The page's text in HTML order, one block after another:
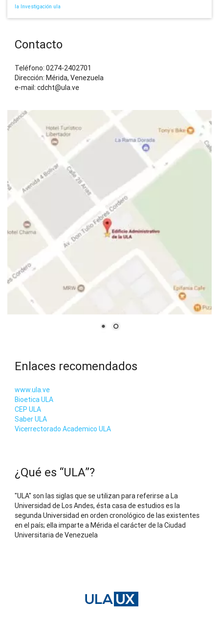
la Investigación ula
Contacto
Teléfono: 0274-2402701
Dirección: Mérida, Venezuela
e-mail: cdcht@ula.ve
Enlaces recomendados
www.ula.ve
Bioetica ULA
CEP ULA
Saber ULA
Vicerrectorado Academico ULA
¿Qué es “ULA”?
"ULA" son las siglas que se utilizan para referirse a La
Universidad de Los Andes, ésta casa de estudios es la
segunda Universidad en orden cronológico de las existentes
en el país; ella imparte a Mérida el carácter de la Ciudad
Universitaria de Venezuela